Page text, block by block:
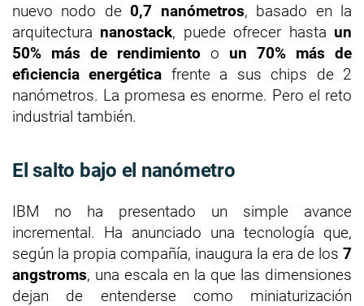
nuevo nodo de0,7 nanómetros, basado en la
arquitectura nanostack, puede ofrecer hasta un
50% más de rendimiento o un 70% más de
eficiencia energética frente a sus chips de 2
nanómetros. La promesa es enorme. Pero el reto
industrial también.
El salto bajo el nanómetro
IBM no ha presentado un simple avance
incremental. Ha anunciado una tecnología que,
según la propia compañía, inaugura la era de los 7
angstroms, una escala en la que las dimensiones
dejan de entenderse como miniaturización